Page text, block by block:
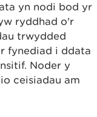
yn nodi bod yr
ryddhad o'r
trwydded
fynediad i ddata
Noder y
ceisiadau am